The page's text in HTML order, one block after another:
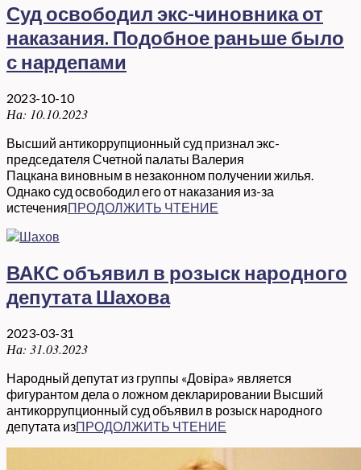
Суд освободил экс-чиновника от
наказания. Подобное раньше было
с нардепами
2023-10-10
На: 10.10.2023
Высший антикоррупционный суд признал экс-
председателя Счетной палаты Валерия
Пацкана виновным в незаконном получении жилья.
Однако суд освободил его от наказания из-за
истеченияПРОДОЛЖИТЬ ЧТЕНИЕ
ВАКС объявил в розыск народного
депутата Шахова
2023-03-31
На: 31.03.2023
Народный депутат из группы «Довіра» является
фигурантом дела о ложном декларировании Высший
антикоррупционный суд объявил в розыск народного
депутата изПРОДОЛЖИТЬ ЧТЕНИЕ